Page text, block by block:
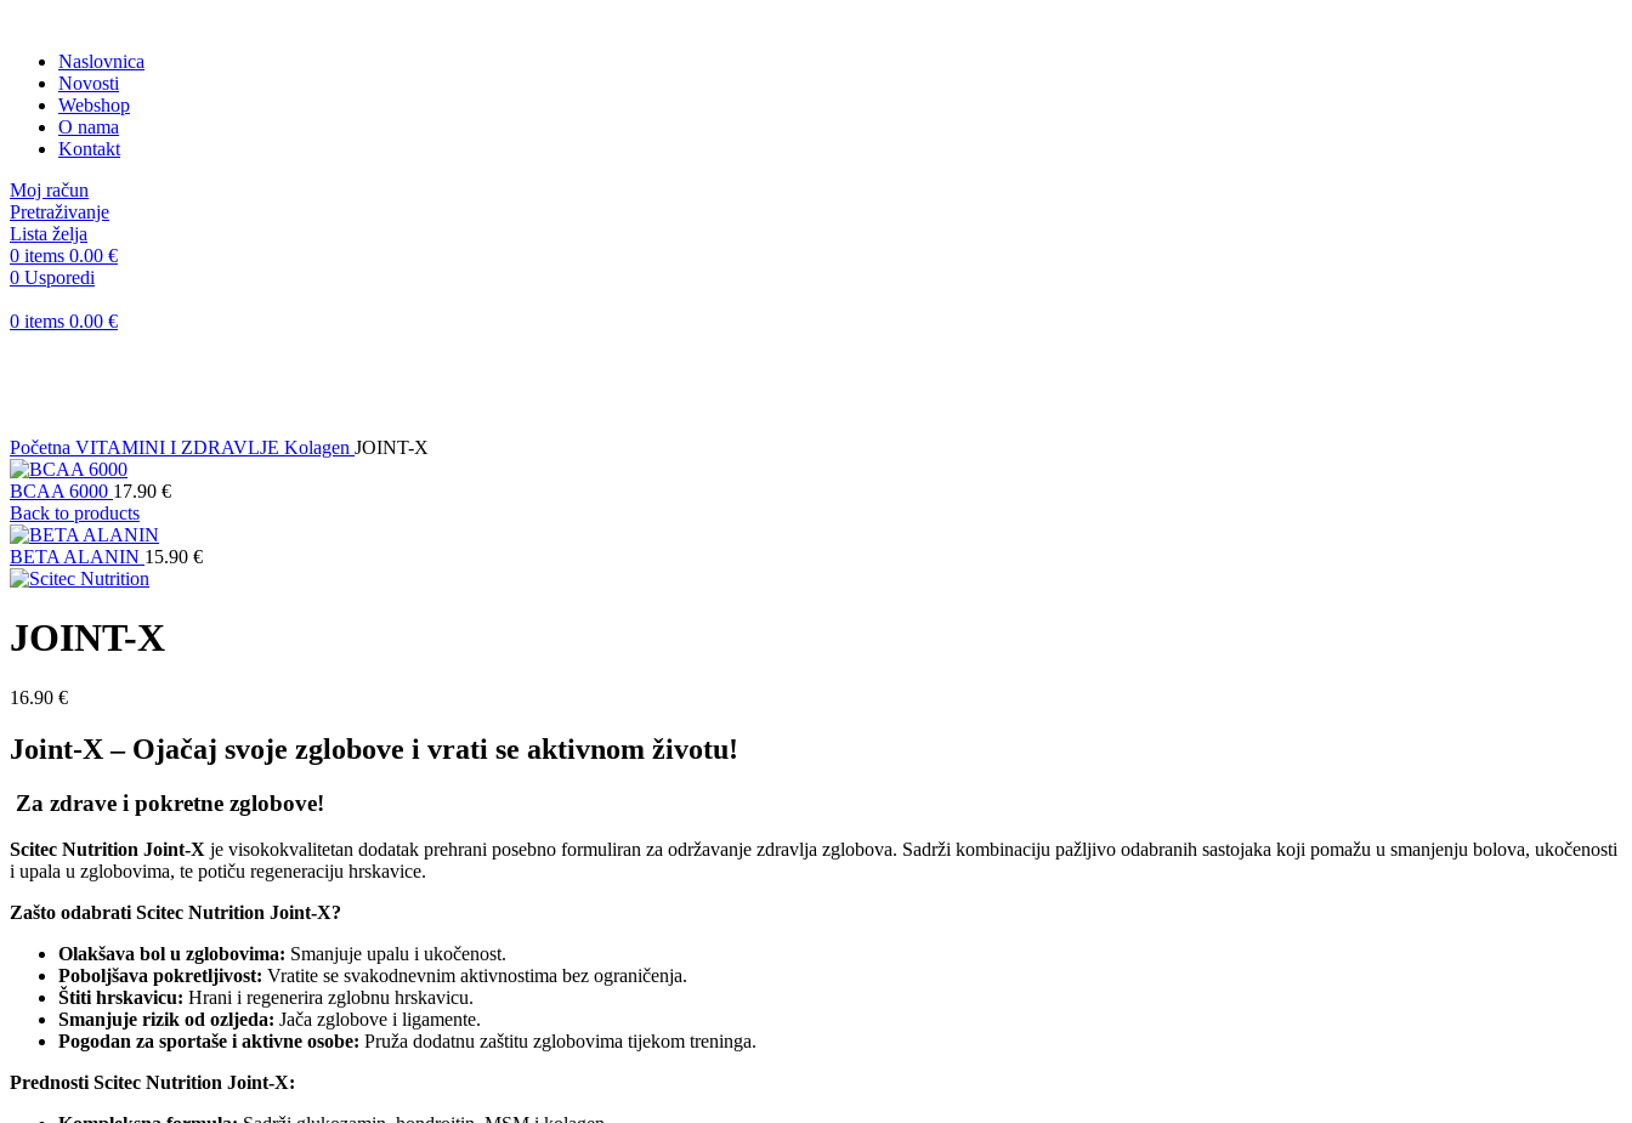
Naslovnica
Novosti
Webshop
O nama
Kontakt
Moj račun
Pretraživanje
Lista želja
0 items 0.00 €
0 Usporedi
0 items 0.00 €
Početna VITAMINI I ZDRAVLJE Kolagen JOINT-X
BCAA 6000 17.90 €
Back to products
BETA ALANIN 15.90 €
JOINT-X
16.90 €
Joint-X – Ojačaj svoje zglobove i vrati se aktivnom životu!
Za zdrave i pokretne zglobove!
Scitec Nutrition Joint-X je visokokvalitetan dodatak prehrani posebno formuliran za održavanje zdravlja zglobova. Sadrži kombinaciju pažljivo odabranih sastojaka koji pomažu u smanjenju bolova, ukočenosti
i upala u zglobovima, te potiču regeneraciju hrskavice.
Zašto odabrati Scitec Nutrition Joint-X?
Olakšava bol u zglobovima: Smanjuje upalu i ukočenost.
Poboljšava pokretljivost: Vratite se svakodnevnim aktivnostima bez ograničenja.
Štiti hrskavicu: Hrani i regenerira zglobnu hrskavicu.
Smanjuje rizik od ozljeda: Jača zglobove i ligamente.
Pogodan za sportaše i aktivne osobe: Pruža dodatnu zaštitu zglobovima tijekom treninga.
Prednosti Scitec Nutrition Joint-X: